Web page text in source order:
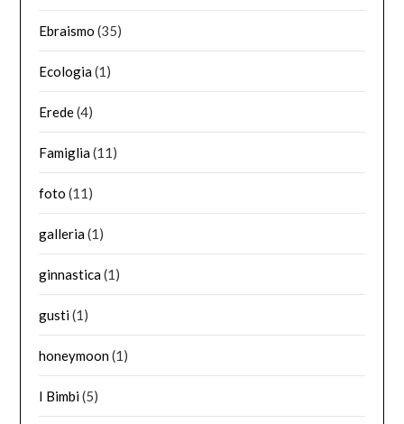
Ebraismo (35)
Ecologia(1)
Erede(4)
Famiglia(11)
foto (11)
galleria(1)
ginnastica(1)
gusti(1)
honeymoon(1)
I Bimbi(5)